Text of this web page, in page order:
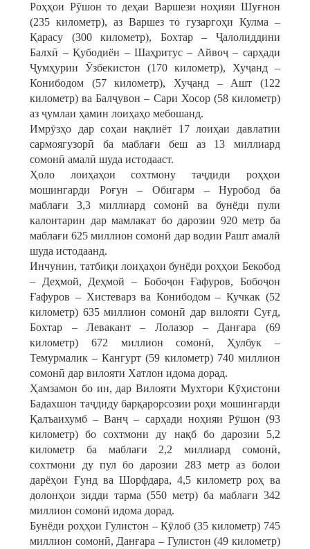
Роҳҳои Рӯшон то деҳаи Варшези ноҳияи Шуғнон
(235 километр), аз Варшез то гузаргоҳи Кулма –
Қарасу (300 километр), Бохтар – Ҷалолиддини
Балхӣ – Қубодиён – Шаҳритус – Айвоҷ – сарҳади
Ҷумҳурии Ӯзбекистон (170 километр), Хуҷанд –
Конибодом (57 километр), Хуҷанд – Ашт (122
километр) ва Балҷувон – Сари Хосор (58 километр)
аз ҷумлаи ҳамин лоиҳаҳо мебошанд.
Имрӯзҳо дар соҳаи нақлиёт 17 лоиҳаи давлатии
сармоягузорӣ ба маблағи беш аз 13 миллиард
сомонӣ амалӣ шуда истодааст.
Ҳоло лоиҳаҳои сохтмону таҷдиди роҳҳои
мошингарди Роғун – Обигарм – Нуробод ба
маблағи 3,3 миллиард сомонӣ ва бунёди пули
калонтарин дар мамлакат бо дарозии 920 метр ба
маблағи 625 миллион сомонӣ дар водии Рашт амалӣ
шуда истодаанд.
Инчунин, татбиқи лоиҳаҳои бунёди роҳҳои Бекобод
– Деҳмой, Деҳмой – Бобоҷон Ғафуров, Бобоҷон
Ғафуров – Хистеварз ва Конибодом – Кучкак (52
километр) 635 миллион сомонӣ дар вилояти Суғд,
Бохтар – Левакант – Лолазор – Данғара (69
километр) 672 миллион сомонӣ, Ҳулбук –
Темурмалик – Кангурт (59 километр) 740 миллион
сомонӣ дар вилояти Хатлон идома дорад.
Ҳамзамон бо ин, дар Вилояти Мухтори Кӯҳистони
Бадахшон таҷдиду барқарорсозии роҳи мошингарди
Қалъаихумб – Ванҷ – сарҳади ноҳияи Рӯшон (93
километр) бо сохтмони ду нақб бо дарозии 5,2
километр ба маблағи 2,2 миллиард сомонӣ,
сохтмони ду пул бо дарозии 283 метр аз болои
дарёҳои Ғунд ва Шорфдара, 4,5 километр роҳ ва
долонҳои зидди тарма (550 метр) ба маблағи 342
миллион сомонӣ идома дорад.
Бунёди роҳҳои Гулистон – Кӯлоб (35 километр) 745
миллион сомонӣ, Данғара – Гулистон (49 километр)